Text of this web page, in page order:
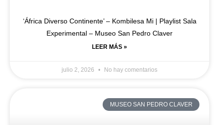
‘África Diverso Continente’ – Kombilesa Mi | Playlist Sala
Experimental – Museo San Pedro Claver
LEER MÁS »
julio 2, 2026 No hay comentarios
MUSEO SAN PEDRO CLAVER